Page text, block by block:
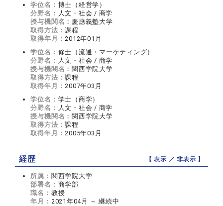
学位名： 博士（経営学）
分野名： 人文・社会 / 商学
授与機関名： 慶應義塾大学
取得方法：課程
取得年月： 2012年01月
学位名： 修士（流通・マーケティング）
分野名： 人文・社会 / 商学
授与機関名： 関西学院大学
取得方法：課程
取得年月： 2007年03月
学位名： 学士（商学）
分野名： 人文・社会 / 商学
授与機関名： 関西学院大学
取得方法：課程
取得年月： 2005年03月
経歴 【 表示 ／非表示 】
所属： 関西学院大学
部署名： 商学部
職名： 教授
年月： 2021年04月 ～ 継続中